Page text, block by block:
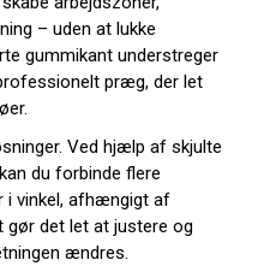
– uden at lukke
gummikant understreger
præg, der let
Ved hjælp af skjulte
du forbinde flere
i vinkel, afhængigt af
det let at justere og
ændres.